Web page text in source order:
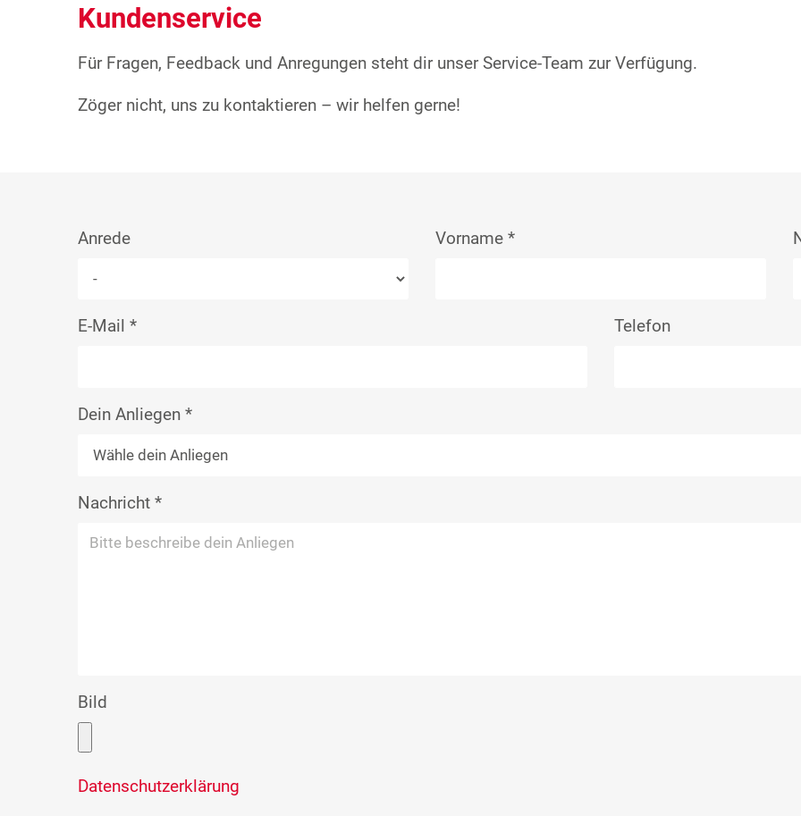
Kundenservice
Für Fragen, Feedback und Anregungen steht dir unser Service-Team zur Verfügung.
Zöger nicht, uns zu kontaktieren – wir helfen gerne!
Anrede Vorname *
E-Mail * Telefon
Dein Anliegen *
Nachricht *
Bild
Datenschutzerklärung